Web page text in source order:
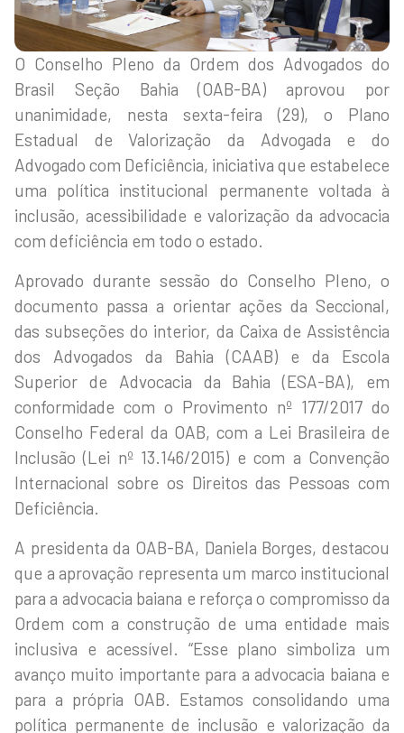
O Conselho Pleno da Ordem dos Advogados do
Brasil Seção Bahia (OAB-BA) aprovou por
unanimidade, nesta sexta-feira (29), o Plano
Estadual de Valorização da Advogada e do
Advogado com Deficiência, iniciativa que estabelece
uma política institucional permanente voltada à
inclusão, acessibilidade e valorização da advocacia
com deficiência em todo o estado.
Aprovado durante sessão do Conselho Pleno, o
documento passa a orientar ações da Seccional,
das subseções do interior, da Caixa de Assistência
dos Advogados da Bahia (CAAB) e da Escola
Superior de Advocacia da Bahia (ESA-BA), em
conformidade com o Provimento nº 177/2017 do
Conselho Federal da OAB, com a Lei Brasileira de
Inclusão (Lei nº 13.146/2015) e com a Convenção
Internacional sobre os Direitos das Pessoas com
Deficiência.
A presidenta da OAB-BA, Daniela Borges, destacou
que a aprovação representa um marco institucional
para a advocacia baiana e reforça o compromisso da
Ordem com a construção de uma entidade mais
inclusiva e acessível. “Esse plano simboliza um
avanço muito importante para a advocacia baiana e
para a própria OAB. Estamos consolidando uma
política permanente de inclusão e valorização da